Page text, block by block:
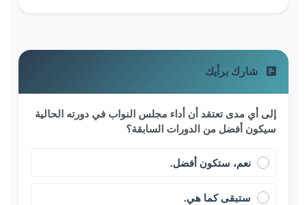
شارك برأيك
إلى أي مدى تعتقد أن أداء مجلس النواب في دورته الحالية
سيكون أفضل من الدورات السابقة؟
نعم، ستكون أفضل.
ستبقى كما هي.